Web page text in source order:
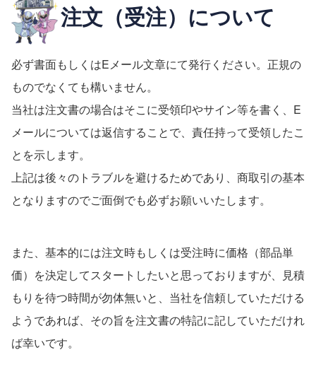
注文（受注）について
必ず書面もしくはEメール文章にて発行ください。正規の
ものでなくても構いません。
当社は注文書の場合はそこに受領印やサイン等を書く、E
メールについては返信することで、責任持って受領したこ
とを示します。
上記は後々のトラブルを避けるためであり、商取引の基本
となりますのでご面倒でも必ずお願いいたします。
また、基本的には注文時もしくは受注時に価格（部品単
価）を決定してスタートしたいと思っておりますが、見積
もりを待つ時間が勿体無いと、当社を信頼していただける
ようであれば、その旨を注文書の特記に記していただけれ
ば幸いです。